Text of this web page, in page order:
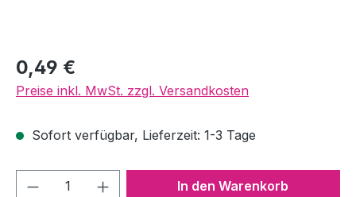
Regulärer Preis:
0,49 €
Preise inkl. MwSt. zzgl. Versandkosten
Sofort verfügbar, Lieferzeit: 1-3 Tage
Produkt Anzahl: Gib denIn den Warenkorb